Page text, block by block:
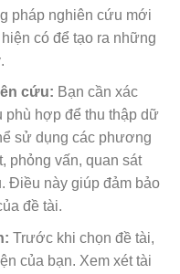
pháp nghiên cứu mới
có để tạo ra những
cứu: Bạn cần xác
hợp để thu thập dữ
sử dụng các phương
phỏng vấn, quan sát
Điều này giúp đảm bảo
đề tài.
Trước khi chọn đề tài,
của bạn. Xem xét tài